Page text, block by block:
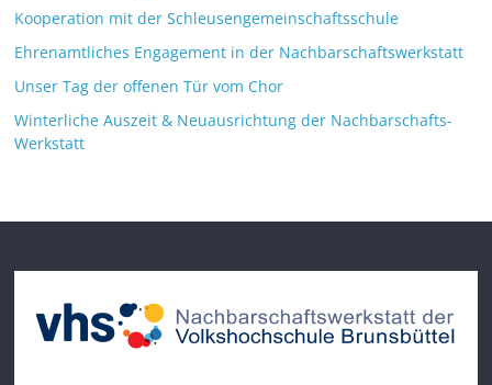
Kooperation mit der Schleusengemeinschaftsschule
Ehrenamtliches Engagement in der Nachbarschaftswerkstatt
Unser Tag der offenen Tür vom Chor
Winterliche Auszeit & Neuausrichtung der Nachbarschafts-
Werkstatt